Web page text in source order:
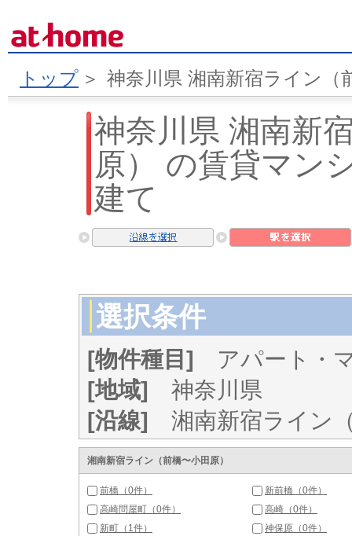
トップ ＞ 神奈川県 湘南新宿ライン（
神奈川県 湘南新
原） の賃貸マン
建て
選択条件
[物件種目] アパート・
[地域] 神奈川県
[沿線] 湘南新宿ライン
湘南新宿ライン（前橋〜小田原）
前橋（0件）
新前橋（0件）
高崎問屋町（0件）
高崎（0件）
新町（1件）
神保原（0件）